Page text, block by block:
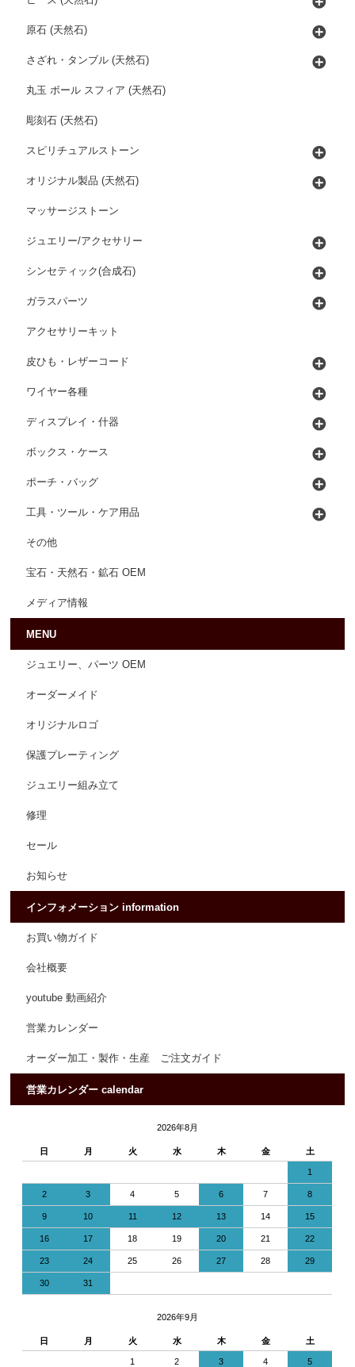
原石 (天然石)
さざれ・タンブル (天然石)
丸玉 ボール スフィア (天然石)
彫刻石 (天然石)
スピリチュアルストーン
オリジナル製品 (天然石)
マッサージストーン
ジュエリー/アクセサリー
シンセティック(合成石)
ガラスパーツ
アクセサリーキット
皮ひも・レザーコード
ワイヤー各種
ディスプレイ・什器
ボックス・ケース
ポーチ・バッグ
工具・ツール・ケア用品
その他
宝石・天然石・鉱石 OEM
メディア情報
MENU
ジュエリー、パーツ OEM
オーダーメイド
オリジナルロゴ
保護プレーティング
ジュエリー組み立て
修理
セール
お知らせ
インフォメーション information
お買い物ガイド
会社概要
youtube 動画紹介
営業カレンダー
オーダー加工・製作・生産 ご注文ガイド
営業カレンダー calendar
2026年8月
日 月 火 水 木 金 土
1
2 3 4 5 6 7 8
9 10 11 12 13 14 15
16 17 18 19 20 21 22
23 24 25 26 27 28 29
30 31
2026年9月
日 月 火 水 木 金 土
1 2 3 4 5